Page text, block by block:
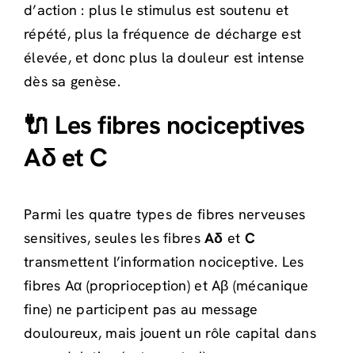
d’action : plus le stimulus est soutenu et
répété, plus la fréquence de décharge est
élevée, et donc plus la douleur est intense
dès sa genèse.
🔌 Les fibres nociceptives
Aδ et C
Parmi les quatre types de fibres nerveuses
sensitives, seules les fibresAδ et C
transmettent l’information nociceptive. Les
fibres Aα (proprioception) et Aβ (mécanique
fine) ne participent pas au message
douloureux, mais jouent un rôle capital dans